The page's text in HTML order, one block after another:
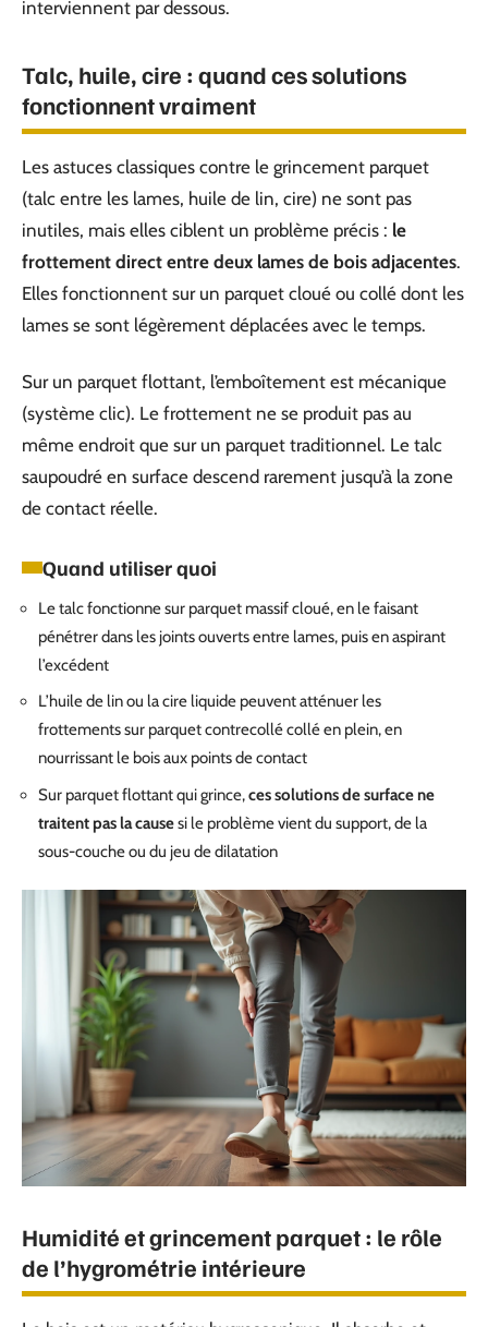
interviennent par dessous.
Talc, huile, cire : quand ces solutions
fonctionnent vraiment
Les astuces classiques contre le grincement parquet
(talc entre les lames, huile de lin, cire) ne sont pas
inutiles, mais elles ciblent un problème précis : le
frottement direct entre deux lames de bois adjacentes.
Elles fonctionnent sur un parquet cloué ou collé dont les
lames se sont légèrement déplacées avec le temps.
Sur un parquet flottant, l’emboîtement est mécanique
(système clic). Le frottement ne se produit pas au
même endroit que sur un parquet traditionnel. Le talc
saupoudré en surface descend rarement jusqu’à la zone
de contact réelle.
Quand utiliser quoi
Le talc fonctionne sur parquet massif cloué, en le faisant
pénétrer dans les joints ouverts entre lames, puis en aspirant
l’excédent
L’huile de lin ou la cire liquide peuvent atténuer les
frottements sur parquet contrecollé collé en plein, en
nourrissant le bois aux points de contact
Sur parquet flottant qui grince,ces solutions de surface ne
traitent pas la causesi le problème vient du support, de la
sous-couche ou du jeu de dilatation
Humidité et grincement parquet : le rôle
de l’hygrométrie intérieure